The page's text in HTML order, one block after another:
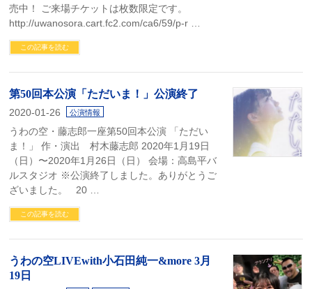
売中！ ご来場チケットは枚数限定です。
http://uwanosora.cart.fc2.com/ca6/59/p-r …
この記事を読む
第50回本公演「ただいま！」公演終了
2020-01-26 公演情報
うわの空・藤志郎一座第50回本公演 「ただい
ま！」 作・演出 村木藤志郎 2020年1月19日
（日）〜2020年1月26日（日） 会場：高島平バ
ルスタジオ ※公演終了しました。ありがとうご
ざいました。 20 …
この記事を読む
うわの空LIVEwith小石田純一&more 3月
19日